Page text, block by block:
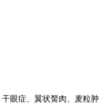
眼症、翼状胬肉、麦粒肿